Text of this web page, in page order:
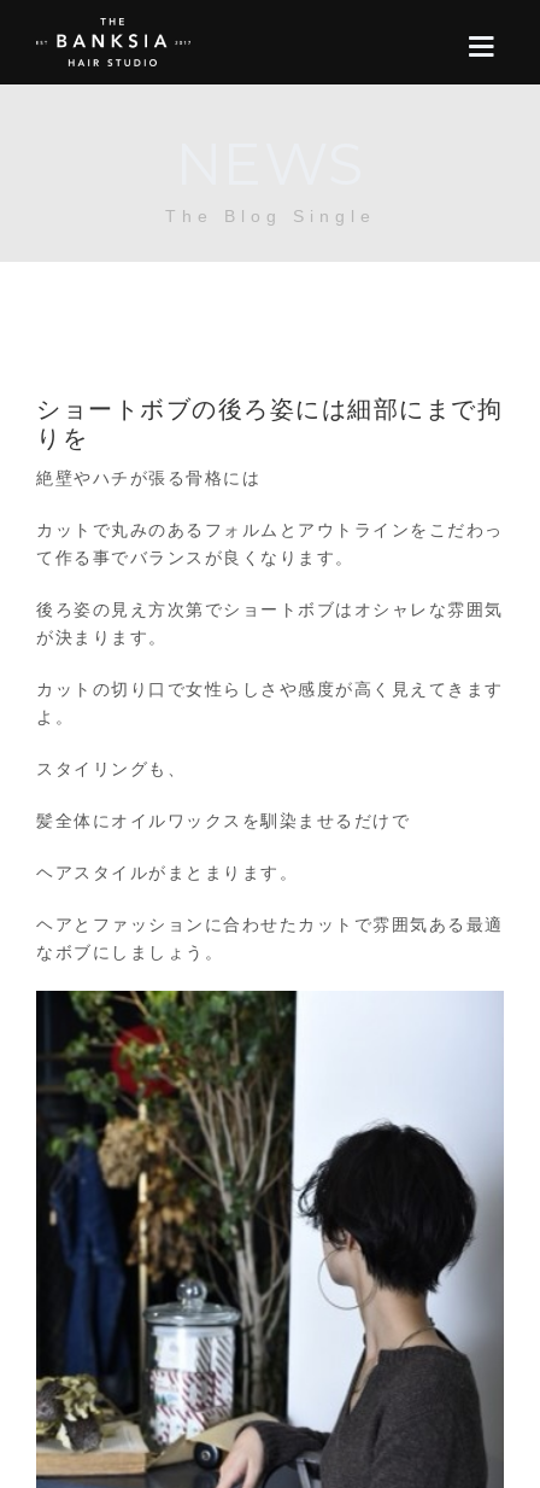
CONTACT
RECRUIT
The Blog Single
ショートボブの後ろ姿には細部にまで拘
りを
絶壁やハチが張る骨格には
カットで丸みのあるフォルムとアウトラインをこだわっ
て作る事でバランスが良くなります。
後ろ姿の見え方次第でショートボブはオシャレな雰囲気
が決まります。
カットの切り口で女性らしさや感度が高く見えてきます
よ。
スタイリングも、
髪全体にオイルワックスを馴染ませるだけで
ヘアスタイルがまとまります。
ヘアとファッションに合わせたカットで雰囲気ある最適
なボブにしましょう。